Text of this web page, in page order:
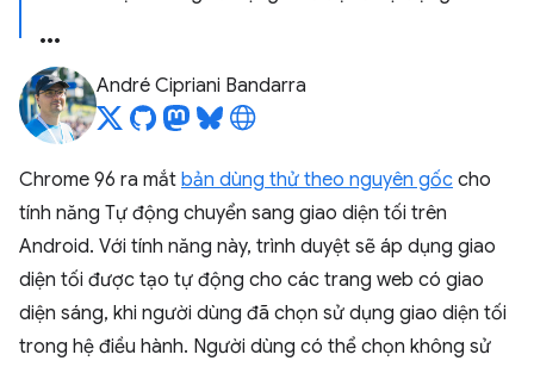
André Cipriani Bandarra
Chrome 96 ra mắt bản dùng thử theo nguyên gốc cho
tính năng Tự động chuyển sang giao diện tối trên
Android. Với tính năng này, trình duyệt sẽ áp dụng giao
diện tối được tạo tự động cho các trang web có giao
diện sáng, khi người dùng đã chọn sử dụng giao diện tối
trong hệ điều hành. Người dùng có thể chọn không sử